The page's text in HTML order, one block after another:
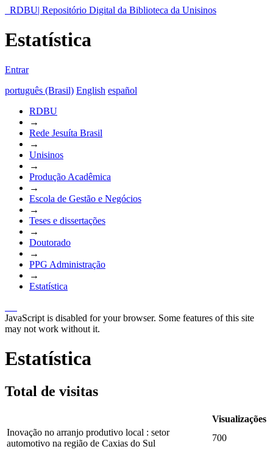
RDBU| Repositório Digital da Biblioteca da Unisinos
Estatística
Entrar
português (Brasil) English español
RDBU
→
Rede Jesuíta Brasil
→
Unisinos
→
Produção Acadêmica
→
Escola de Gestão e Negócios
→
Teses e dissertações
→
Doutorado
→
PPG Administração
→
Estatística
JavaScript is disabled for your browser. Some features of this site
may not work without it.
Estatística
Total de visitas
Visualizações
Inovação no arranjo produtivo local : setor
automotivo na região de Caxias do Sul
700